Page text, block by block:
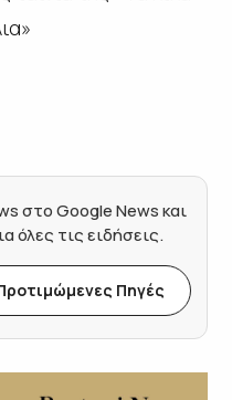
στο Google News και
όλες τις ειδήσεις.
Πηγές